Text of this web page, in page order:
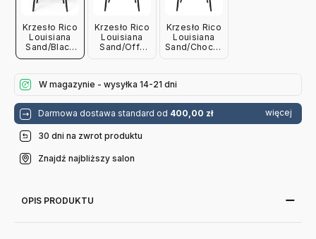
Krzesło Rico
Louisiana
Sand/Black
Ferm Living
Krzesło Rico
Louisiana
Sand/Off-
Krzesło Rico
Louisiana
Sand/Chocolate
W magazynie - wysyłka 14-21 dni
Darmowa dostawa standard od 400,00 zł więcej
30 dni na zwrot produktu
Znajdź najbliższy salon
OPIS PRODUKTU